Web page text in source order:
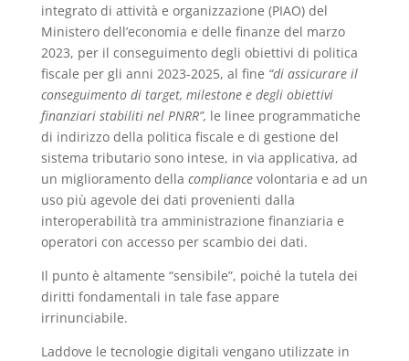
integrato di attività e organizzazione (PIAO) del
Ministero dell’economia e delle finanze del marzo
2023, per il conseguimento degli obiettivi di politica
fiscale per gli anni 2023-2025, al fine “di assicurare il
conseguimento di target, milestone e degli obiettivi
finanziari stabiliti nel PNRR”, le linee programmatiche
di indirizzo della politica fiscale e di gestione del
sistema tributario sono intese, in via applicativa, ad
un miglioramento della compliancevolontaria e ad un
uso più agevole dei dati provenienti dalla
interoperabilità tra amministrazione finanziaria e
operatori con accesso per scambio dei dati.
Il punto è altamente “sensibile”, poiché la tutela dei
diritti fondamentali in tale fase appare
irrinunciabile.
Laddove le tecnologie digitali vengano utilizzate in